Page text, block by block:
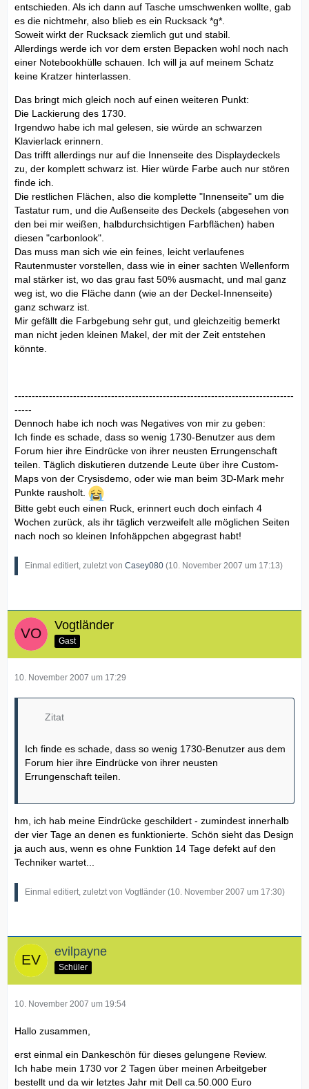
entschieden. Als ich dann auf Tasche umschwenken wollte, gab
es die nichtmehr, also blieb es ein Rucksack *g*.
Soweit wirkt der Rucksack ziemlich gut und stabil.
Allerdings werde ich vor dem ersten Bepacken wohl noch nach
einer Notebookhülle schauen. Ich will ja auf meinem Schatz
keine Kratzer hinterlassen.
Das bringt mich gleich noch auf einen weiteren Punkt:
Die Lackierung des 1730.
Irgendwo habe ich mal gelesen, sie würde an schwarzen
Klavierlack erinnern.
Das trifft allerdings nur auf die Innenseite des Displaydeckels
zu, der komplett schwarz ist. Hier würde Farbe auch nur stören
finde ich.
Die restlichen Flächen, also die komplette "Innenseite" um die
Tastatur rum, und die Außenseite des Deckels (abgesehen von
den bei mir weißen, halbdurchsichtigen Farbflächen) haben
diesen "carbonlook".
Das muss man sich wie ein feines, leicht verlaufenes
Rautenmuster vorstellen, dass wie in einer sachten Wellenform
mal stärker ist, wo das grau fast 50% ausmacht, und mal ganz
weg ist, wo die Fläche dann (wie an der Deckel-Innenseite)
ganz schwarz ist.
Mir gefällt die Farbgebung sehr gut, und gleichzeitig bemerkt
man nicht jeden kleinen Makel, der mit der Zeit entstehen
könnte.
---------------------------------------------------------------------------------
-----
Dennoch habe ich noch was Negatives von mir zu geben:
Ich finde es schade, dass so wenig 1730-Benutzer aus dem
Forum hier ihre Eindrücke von ihrer neusten Errungenschaft
teilen. Täglich diskutieren dutzende Leute über ihre Custom-
Maps von der Crysisdemo, oder wie man beim 3D-Mark mehr
Punkte rausholt.
Bitte gebt euch einen Ruck, erinnert euch doch einfach 4
Wochen zurück, als ihr täglich verzweifelt alle möglichen Seiten
nach noch so kleinen Infohäppchen abgegrast habt!
Einmal editiert, zuletzt von Casey080 (10. November 2007 um 17:13)
Vogtländer
Gast
10. November 2007 um 17:29
Zitat
Ich finde es schade, dass so wenig 1730-Benutzer aus dem
Forum hier ihre Eindrücke von ihrer neusten
Errungenschaft teilen.
hm, ich hab meine Eindrücke geschildert - zumindest innerhalb
der vier Tage an denen es funktionierte. Schön sieht das Design
ja auch aus, wenn es ohne Funktion 14 Tage defekt auf den
Techniker wartet...
Einmal editiert, zuletzt von Vogtländer (10. November 2007 um 17:30)
evilpayne
Schüler
10. November 2007 um 19:54
Hallo zusammen,
erst einmal ein Dankeschön für dieses gelungene Review.
Ich habe mein 1730 vor 2 Tagen über meinen Arbeitgeber
bestellt und da wir letztes Jahr mit Dell ca.50.000 Euro